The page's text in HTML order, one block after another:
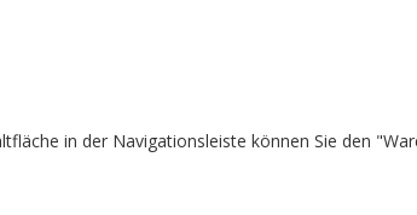
in der Navigationsleiste können Sie den